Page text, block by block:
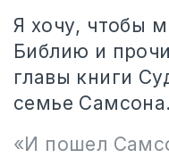
Я хочу, чтобы
Библию и
главы книги
семье Самсона.
«И пошел